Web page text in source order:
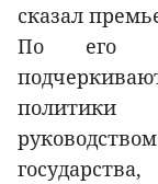
сказал
По его
политики